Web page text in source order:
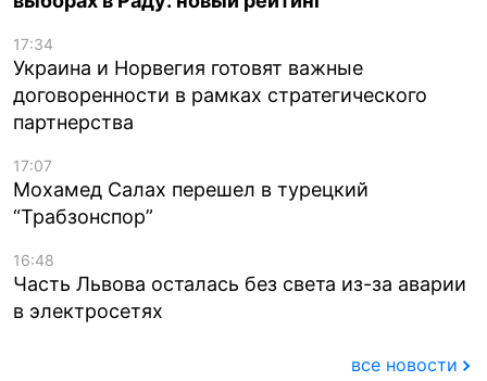
17:34
Украина и Норвегия готовят важные
договоренности в рамках стратегического
партнерства
17:07
Мохамед Салах перешел в турецкий
“Трабзонспор”
16:48
Часть Львова осталась без света из-за аварии
в электросетях
все новости